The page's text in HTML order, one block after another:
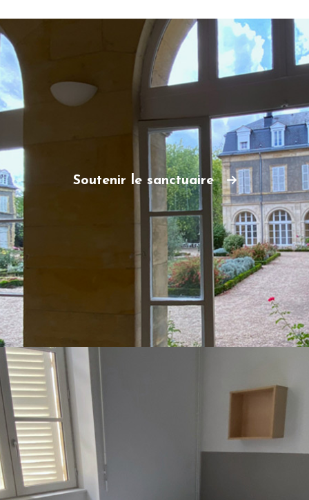
Soutenir le sanctuaire